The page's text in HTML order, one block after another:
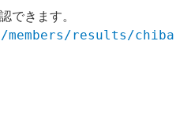
できます。
results/